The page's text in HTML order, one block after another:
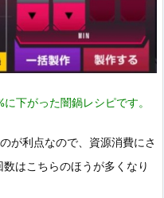
下がった闇鍋レシピです。
が利点なので、資源消費にさ
はこちらのほうが多くなり